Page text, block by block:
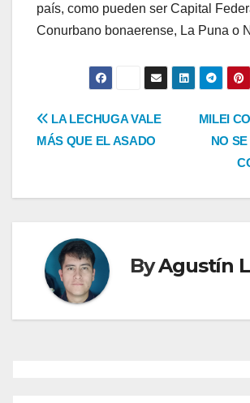
país, como pueden ser Capital
Conurbano bonaerense, La Puna o
Navegación
entradas
MILEI
NO
LA LECHUGA VALE
MÁS QUE EL ASADO
ByAgustín